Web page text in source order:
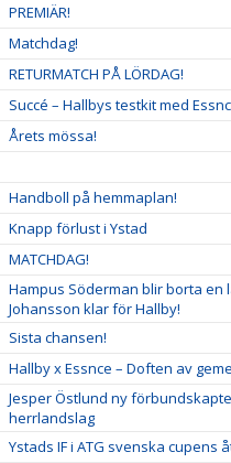
PREMIÄR!
Matchdag!
RETURMATCH PÅ LÖRDAG!
Succé – Hallbys testkit med
Årets mössa!
Handboll på hemmaplan!
Knapp förlust i Ystad
MATCHDAG!
Hampus Söderman blir borta en
Johansson klar för Hallby!
Sista chansen!
Hallby x Essnce – Doften av
Jesper Östlund ny
herrlandslag
Ystads IF i ATG svenska cupens